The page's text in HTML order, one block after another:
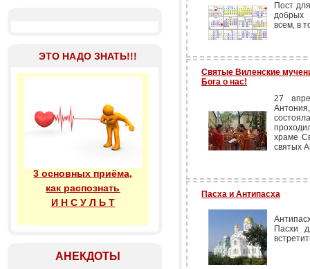
ЭТО НАДО ЗНАТЬ!!!
3 основных приёма,
как распознать
И Н С У Л Ь Т
АНЕКДОТЫ
Пост
добрых
всем, в
Святые Виленские
Бога о нас!
27
храме
святых
Пасха и Антипасха
Пасхи